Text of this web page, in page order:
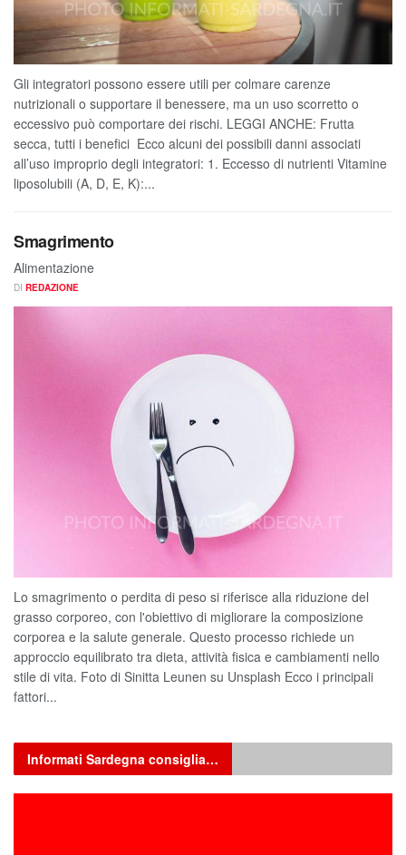
Gli integratori possono essere utili per colmare carenze
nutrizionali o supportare il benessere, ma un uso scorretto o
eccessivo può comportare dei rischi. LEGGI ANCHE: Frutta
secca, tutti i benefici Ecco alcuni dei possibili danni associati
all’uso improprio degli integratori: 1. Eccesso di nutrienti Vitamine
liposolubili (A, D, E, K):...
Smagrimento
Alimentazione
DI REDAZIONE
Lo smagrimento o perdita di peso si riferisce alla riduzione del
grasso corporeo, con l'obiettivo di migliorare la composizione
corporea e la salute generale. Questo processo richiede un
approccio equilibrato tra dieta, attività fisica e cambiamenti nello
stile di vita. Foto di Sinitta Leunen su Unsplash Ecco i principali
fattori...
Informati Sardegna consiglia…